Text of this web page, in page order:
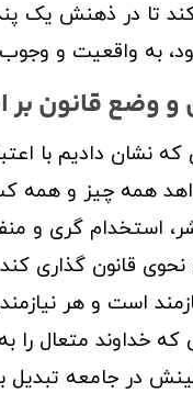
تا در ذهنش یک
به واقعیت و
که نشان دادیم با
همه چیز و همه کس
استخدام گری و
نحوی قانون گذاری
است و هر
که خداوند متعال را
در جامعه تبدیل